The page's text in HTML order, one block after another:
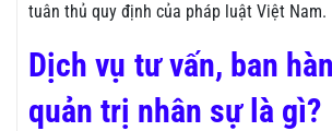
tuân thủ quy định của pháp luật Việt Nam.
Dịch vụ tư vấn, ban
quản trị nhân sự là gì?